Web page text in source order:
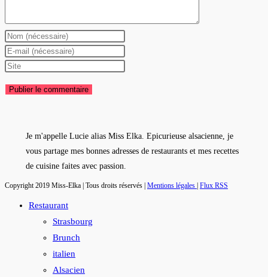
Enter
your
name
username
Enter
your
address
Saisir
de
(facultatif)Je m'appelle Lucie alias Miss Elka. Epicurieuse alsacienne, je
vous partage mes bonnes adresses de restaurants et mes recettes
de cuisine faites avec passion.
Copyright 2019 Miss-Elka | Tous droits réservés | Mentions légales Flux RSS
Restaurant
Strasbourg
Brunch
italien
Alsacien